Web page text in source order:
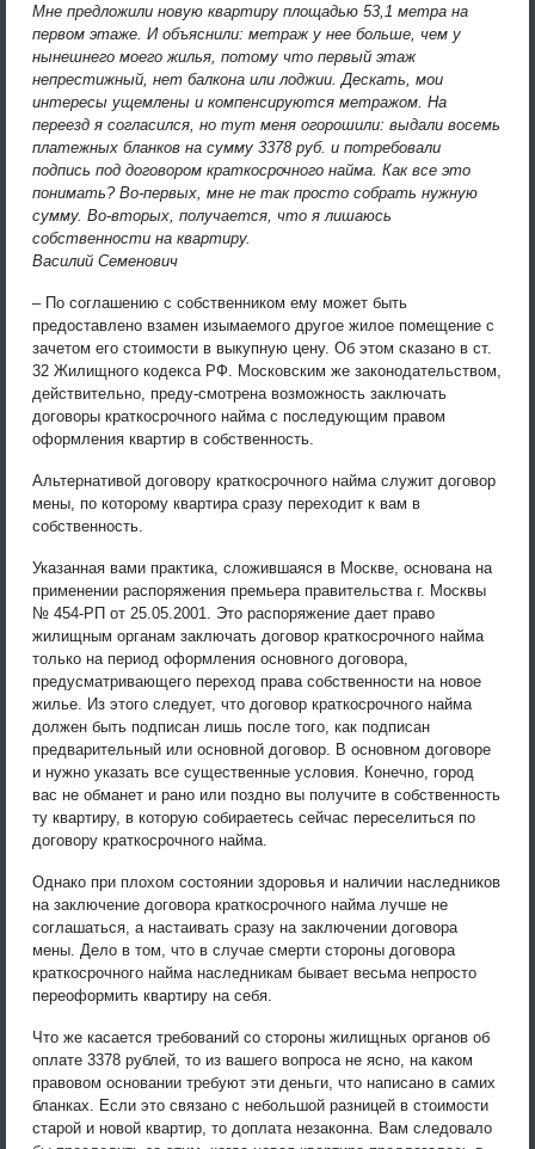
Мне предложили новую квартиру площадью 53,1 метра на
первом этаже. И объяснили: метраж у нее больше, чем у
нынешнего моего жилья, потому что первый этаж
непрестижный, нет балкона или лоджии. Дескать, мои
интересы ущемлены и компенсируются метражом. На
переезд я согласился, но тут меня огорошили: выдали восемь
платежных бланков на сумму 3378 руб. и потребовали
подпись под договором краткосрочного найма. Как все это
понимать? Во-первых, мне не так просто собрать нужную
сумму. Во-вторых, получается, что я лишаюсь
собственности на квартиру.
Василий Семенович
– По соглашению с собственником ему может быть
предоставлено взамен изымаемого другое жилое помещение с
зачетом его стоимости в выкупную цену. Об этом сказано в ст.
32 Жилищного кодекса РФ. Московским же законодательством,
действительно, преду-смотрена возможность заключать
договоры краткосрочного найма с последующим правом
оформления квартир в собственность.
Альтернативой договору краткосрочного найма служит договор
мены, по которому квартира сразу переходит к вам в
собственность.
Указанная вами практика, сложившаяся в Москве, основана на
применении распоряжения премьера правительства г. Москвы
№ 454-РП от 25.05.2001. Это распоряжение дает право
жилищным органам заключать договор краткосрочного найма
только на период оформления основного договора,
предусматривающего переход права собственности на новое
жилье. Из этого следует, что договор краткосрочного найма
должен быть подписан лишь после того, как подписан
предварительный или основной договор. В основном договоре
и нужно указать все существенные условия. Конечно, город
вас не обманет и рано или поздно вы получите в собственность
ту квартиру, в которую собираетесь сейчас переселиться по
договору краткосрочного найма.
Однако при плохом состоянии здоровья и наличии наследников
на заключение договора краткосрочного найма лучше не
соглашаться, а настаивать сразу на заключении договора
мены. Дело в том, что в случае смерти стороны договора
краткосрочного найма наследникам бывает весьма непросто
переоформить квартиру на себя.
Что же касается требований со стороны жилищных органов об
оплате 3378 рублей, то из вашего вопроса не ясно, на каком
правовом основании требуют эти деньги, что написано в самих
бланках. Если это связано с небольшой разницей в стоимости
старой и новой квартир, то доплата незаконна. Вам следовало